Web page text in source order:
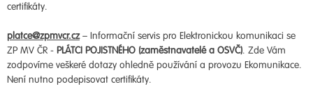
certifikáty.
platce@zpmvcr.cz– Informační servis pro Elektronickou komunikaci se
ZP MV ČR - PLÁTCI POJISTNÉHO (zaměstnavatelé a OSVČ). Zde Vám
zodpovíme veškeré dotazy ohledně používání a provozu Ekomunikace.
Není nutno podepisovat certifikáty.